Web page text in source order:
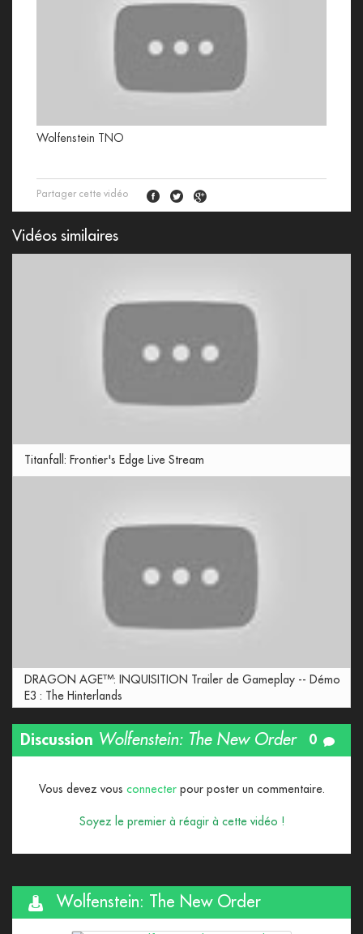
Wolfenstein TNO
Partager cette vidéo
Vidéos similaires
Titanfall: Frontier's Edge Live Stream
DRAGON AGE™: INQUISITION Trailer de Gameplay -- Démo
E3 : The Hinterlands
0
Discussion Wolfenstein: The New Order
Vous devez vous connecterpour poster un commentaire.
Soyez le premier à réagir à cette vidéo !
Wolfenstein: The New Order